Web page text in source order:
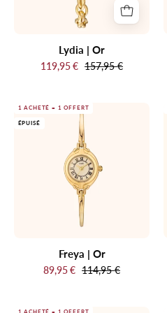
Lydia | Or
119,95 € 157,95 €
Freya
|
Or
1 ACHETÉ = 1 OFFERT
ÉPUISÉ
Freya | Or
89,95 € 114,95 €